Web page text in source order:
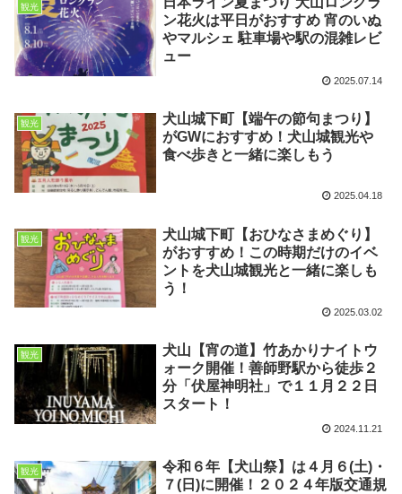
観光
ン花火は平日がおすすめ 宵のいぬ
やマルシェ 駐車場や駅の混雑レビ
ュー
2025.07.14
観光
犬山城下町【端午の節句まつり】
がGWにおすすめ！犬山城観光や
食べ歩きと一緒に楽しもう
2025.04.18
観光
犬山城下町【おひなさまめぐり】
がおすすめ！この時期だけのイベ
ントを犬山城観光と一緒に楽しも
う！
2025.03.02
観光
犬山【宵の道】竹あかりナイトウ
ォーク開催！善師野駅から徒歩２
分「伏屋神明社」で１１月２２日
スタート！
2024.11.21
観光
令和６年【犬山祭】は４月６(土)・
７(日)に開催！２０２４年版交通規